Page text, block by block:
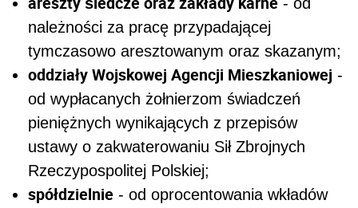
należności za pracę przypadającej
tymczasowo aresztowanym oraz skazanym;
oddziały Wojskowej Agencji Mieszkaniowej -
od wypłacanych żołnierzom świadczeń
pieniężnych wynikających z przepisów
ustawy o zakwaterowaniu Sił Zbrojnych
Rzeczypospolitej Polskiej;
spółdzielnie - od oprocentowania wkładów